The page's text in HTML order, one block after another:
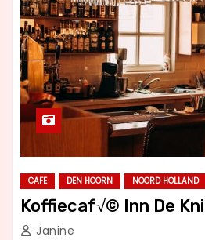
CAFE DEN HOORN NOORD HOLLAND
Koffiecaf√© Inn De
Janine